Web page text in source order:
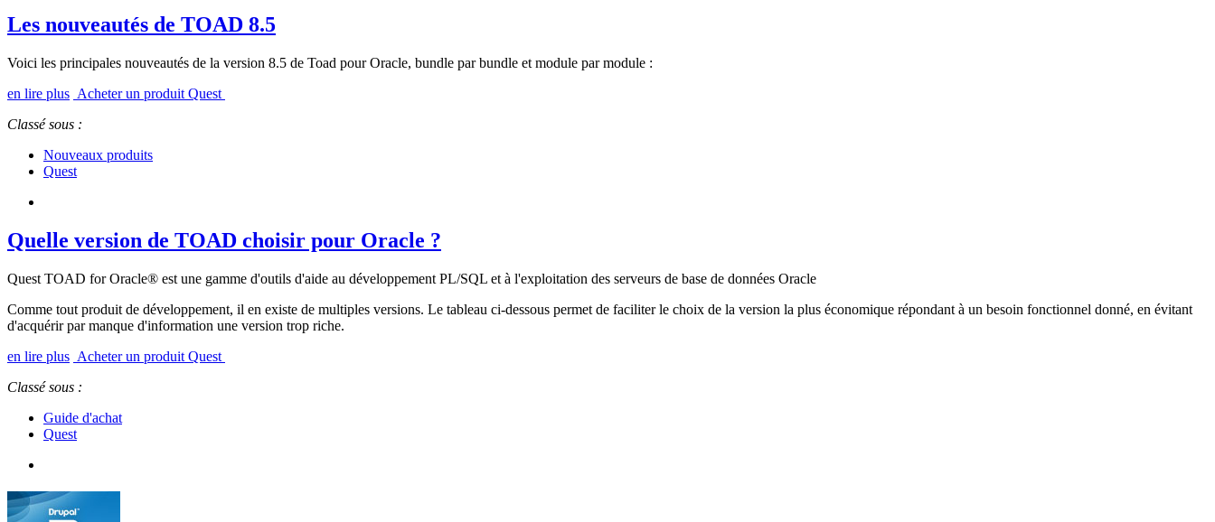
Les nouveautés de TOAD 8.5
Voici les principales nouveautés de la version 8.5 de Toad pour Oracle, bundle par bundle et module par module :
en lire plus Acheter un produit Quest
Classé sous :
Nouveaux produits
Quest
Quelle version de TOAD choisir pour Oracle ?
Quest TOAD for Oracle® est une gamme d'outils d'aide au développement PL/SQL et à l'exploitation des serveurs de base de données Oracle
Comme tout produit de développement, il en existe de multiples versions. Le tableau ci-dessous permet de faciliter le choix de la version la plus économique répondant à un besoin fonctionnel donné, en évitant
d'acquérir par manque d'information une version trop riche.
en lire plus Acheter un produit Quest
Classé sous :
Guide d'achat
Quest